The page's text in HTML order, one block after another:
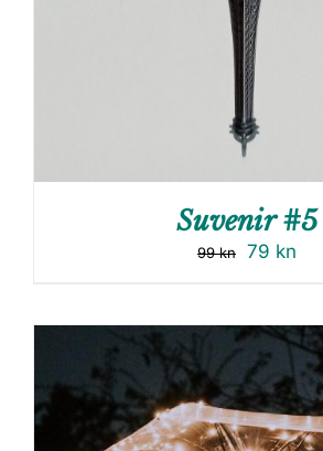
Suvenir #5
99kn 79 kn